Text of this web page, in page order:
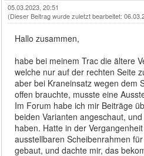
05.03.2023, 20:51
(Dieser Beitrag wurde zuletzt bearbeitet:
Hallo zusammen,
habe bei meinem Trac die ältere
welche nur auf der rechten Seite
aber bei Kraneinsatz wegen dem
offen brauchte, musste eine
Im Forum habe ich mir Beiträge
beiden Varianten angeschaut,
haben. Hatte in der
ausstellbaren Scheibenrahmen
gebaut, und dachte mir, das